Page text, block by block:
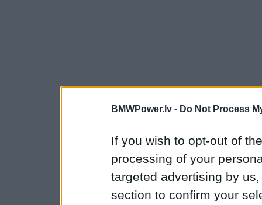
BMWPower.lv - Do Not Process
If you wish to opt-out of
processing of your
targeted advertising by
section to confirm your